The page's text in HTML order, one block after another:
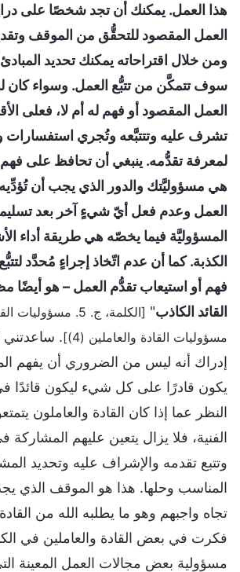
هذا العمل. يمكنك أن تجد شخصًا على
العمل المقصود للتحقُّق من الموقف
ومن خلال اقتراحاته يمكنك تحديد المبادئ
سوف تتمكَّن من تتبُّع العمل. وسواء كان
العمل المقصود أو فهم له أم لا، فعلى
تشرف عليه وتتتبَّعه وتُجري استفسارات
لمعرفة تقدُّمه. ينبغي أن تحافظ على فهم
هي مسؤوليَّتك والدور الذي يجب أن
العمل وعدم فعل أيّ شيءٍ آخر بعد
المسؤوليَّة فيما يخصّه هي طريقة أداء
الكذبة. كما أن عدم اتّخاذ إجراءٍ مُحدَّد
فهم أو استيعاب تقدُّم العمل – هو أيضًا
القائد الكاذب"
[الكلمة، ج. 5.
مسؤوليات القادة والعاملين (4)]
. ساعدتني
إدراك أنه ليس من الضروري أن يفهم
يكون قادرًا على كل شيء ليكون قائدًا
النظر عما إذا كان القادة والعاملون
الفنية، فلا يزال يتعين عليهم
وتتبع تقدمه والإشراف عليه وتحديد
المناسب وحلها. هذا هو الموقف الذي
تجاه واجبهم وهو ما يطلبه الله من
فكرت في بعض القادة والعاملين في
مسؤولية بعض مجالات العمل المعينة